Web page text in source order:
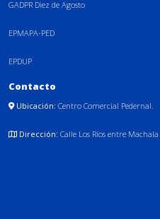
GADPR Diez de Agosto
EPMAPA-PED
EPDUP
Contacto
Ubicación: Centro Comercial Pedernal.
Dirección: Calle Los Ríos entre